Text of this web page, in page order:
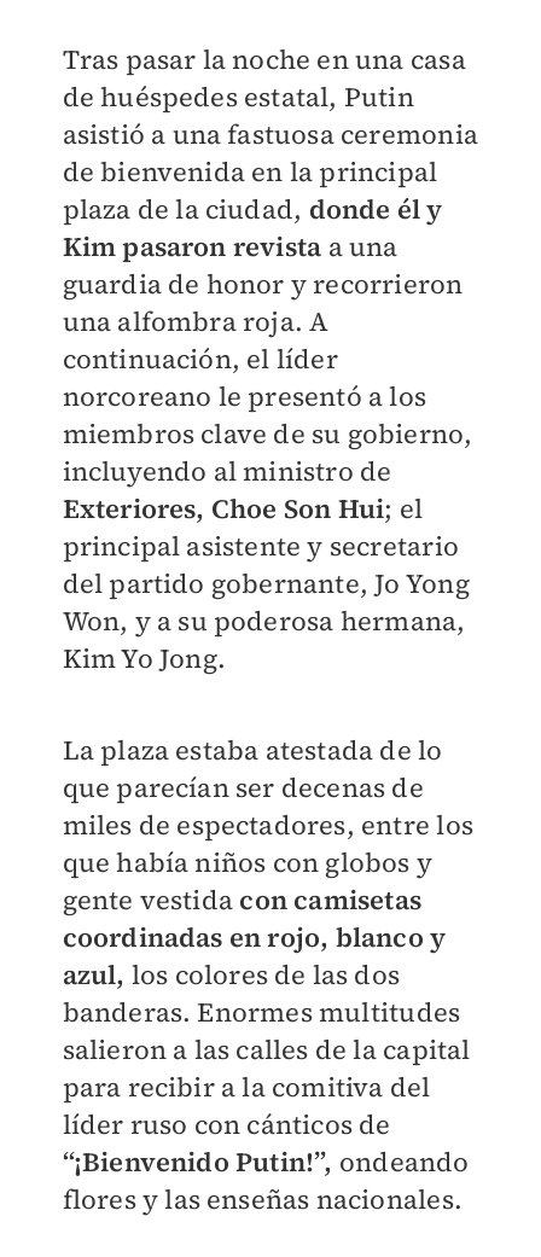
Tras pasar la noche en una casa
de huéspedes estatal, Putin
asistió a una fastuosa ceremonia
de bienvenida en la principal
plaza de la ciudad, donde él y
Kim pasaron revista a una
guardia de honor y recorrieron
una alfombra roja. A
continuación, el líder
norcoreano le presentó a los
miembros clave de su gobierno,
incluyendo al ministro de
Exteriores, Choe Son Hui; el
principal asistente y secretario
del partido gobernante, Jo Yong
Won, y a su poderosa hermana,
Kim Yo Jong.
La plaza estaba atestada de lo
que parecían ser decenas de
miles de espectadores, entre los
que había niños con globos y
gente vestida con camisetas
coordinadas en rojo, blanco y
azul, los colores de las dos
banderas. Enormes multitudes
salieron a las calles de la capital
para recibir a la comitiva del
líder ruso con cánticos de
“¡Bienvenido Putin!”, ondeando
flores y las enseñas nacionales.